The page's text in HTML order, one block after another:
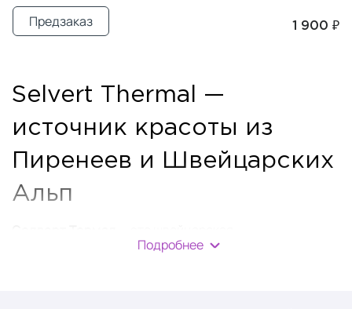
1 900 ₽
Предзаказ
Selvert Thermal —
источник красоты из
Пиренеев и Швейцарских
Альп
профессиональная космецевтика, основанная на
Подробнее